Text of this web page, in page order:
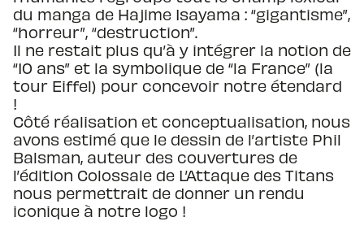
du manga de Hajime Isayama : “gigantisme”,
“horreur”, “destruction”.
Il ne restait plus qu’à y intégrer la notion de
“10 ans” et la symbolique de “la France” (la
tour Eiffel) pour concevoir notre étendard
!
Côté réalisation et conceptualisation, nous
avons estimé que le dessin de l’artiste Phil
Balsman, auteur des couvertures de
l’édition Colossale de L’Attaque des Titans
nous permettrait de donner un rendu
iconique à notre logo !